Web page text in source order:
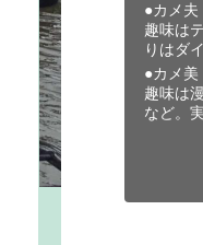
●カメ夫
趣味は
りはダ
●カメ美
趣味は
など。